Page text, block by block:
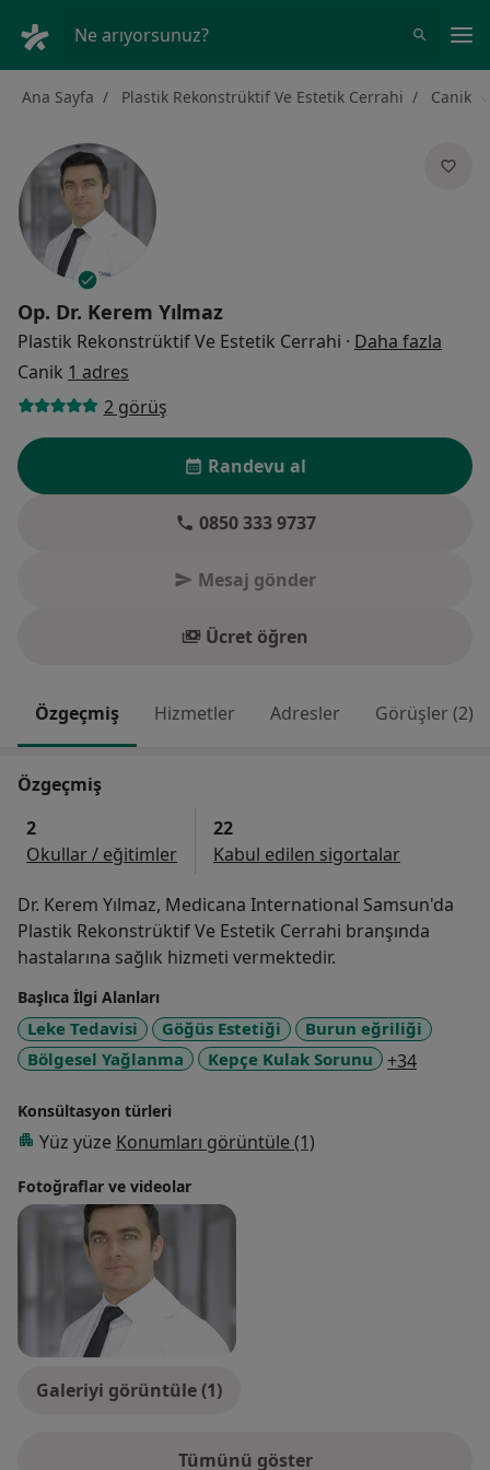
Ne arıyorsunuz?
Ana Sayfa Plastik Rekonstrüktif Ve Estetik Cerrahi Canik
Op. Dr. Kerem Yılmaz
Plastik Rekonstrüktif Ve Estetik Cerrahi · Daha fazla
Canik 1 adres
2 görüş
Randevu al
0850 333 9737
Mesaj gönder
Ücret öğren
Özgeçmiş Hizmetler Adresler Görüşler (2)
Özgeçmiş
2
Okullar / eğitimler
22
Kabul edilen sigortalar
Dr. Kerem Yılmaz, Medicana International Samsun'da
Plastik Rekonstrüktif Ve Estetik Cerrahi branşında
hastalarına sağlık hizmeti vermektedir.
Başlıca İlgi Alanları
Leke Tedavisi Göğüs Estetiği
Burun eğriliği
Bölgesel Yağlanma
Kepçe Kulak Sorunu +34
Konsültasyon türleri
Yüz yüze Konumları görüntüle (1)
Fotoğraflar ve videolar
Galeriyi görüntüle (1)
Tümünü göster